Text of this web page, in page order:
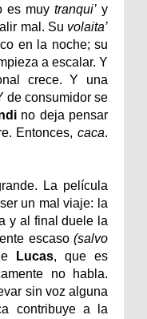
es muy tranqui’ y
mal. Su volaita’
en la noche; su
a escalar. Y
crece. Y una
de consumidor se
no deja pensar
Entonces, caca.
La película
un mal viaje: la
y al final duele la
escaso (salvo
Lucas, que es
no habla.
sin voz alguna
contribuye a la